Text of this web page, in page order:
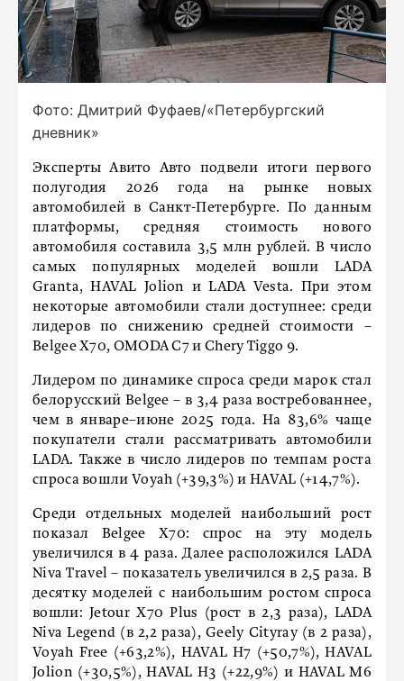
Фото: Дмитрий Фуфаев/«Петербургский
дневник»
Эксперты Авито Авто подвели итоги первого
полугодия 2026 года на рынке новых
автомобилей в Санкт-Петербурге. По данным
платформы, средняя стоимость нового
автомобиля составила 3,5 млн рублей. В число
самых популярных моделей вошли LADA
Granta, HAVAL Jolion и LADA Vesta. При этом
некоторые автомобили стали доступнее: среди
лидеров по снижению средней стоимости –
Belgee X70, OMODA C7 и Chery Tiggo 9.
Лидером по динамике спроса среди марок стал
белорусский Belgee – в 3,4 раза востребованнее,
чем в январе–июне 2025 года. На 83,6% чаще
покупатели стали рассматривать автомобили
LADA. Также в число лидеров по темпам роста
спроса вошли Voyah (+39,3%) и HAVAL (+14,7%).
Среди отдельных моделей наибольший рост
показал Belgee X70: спрос на эту модель
увеличился в 4 раза. Далее расположился LADA
Niva Travel – показатель увеличился в 2,5 раза. В
десятку моделей с наибольшим ростом спроса
вошли: Jetour X70 Plus (рост в 2,3 раза), LADA
Niva Legend (в 2,2 раза), Geely Cityray (в 2 раза),
Voyah Free (+63,2%), HAVAL H7 (+50,7%), HAVAL
Jolion (+30,5%), HAVAL H3 (+22,9%) и HAVAL M6